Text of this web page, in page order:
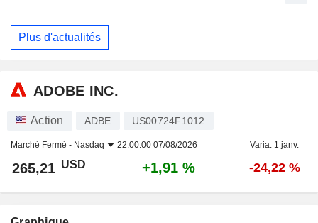
Plus d'actualités
ADOBE INC.
Action ADBE US00724F1012
Marché Fermé - Nasdaq 22:00:00 07/08/2026 Varia. 1 janv.
265,21 USD +1,91 % -24,22 %